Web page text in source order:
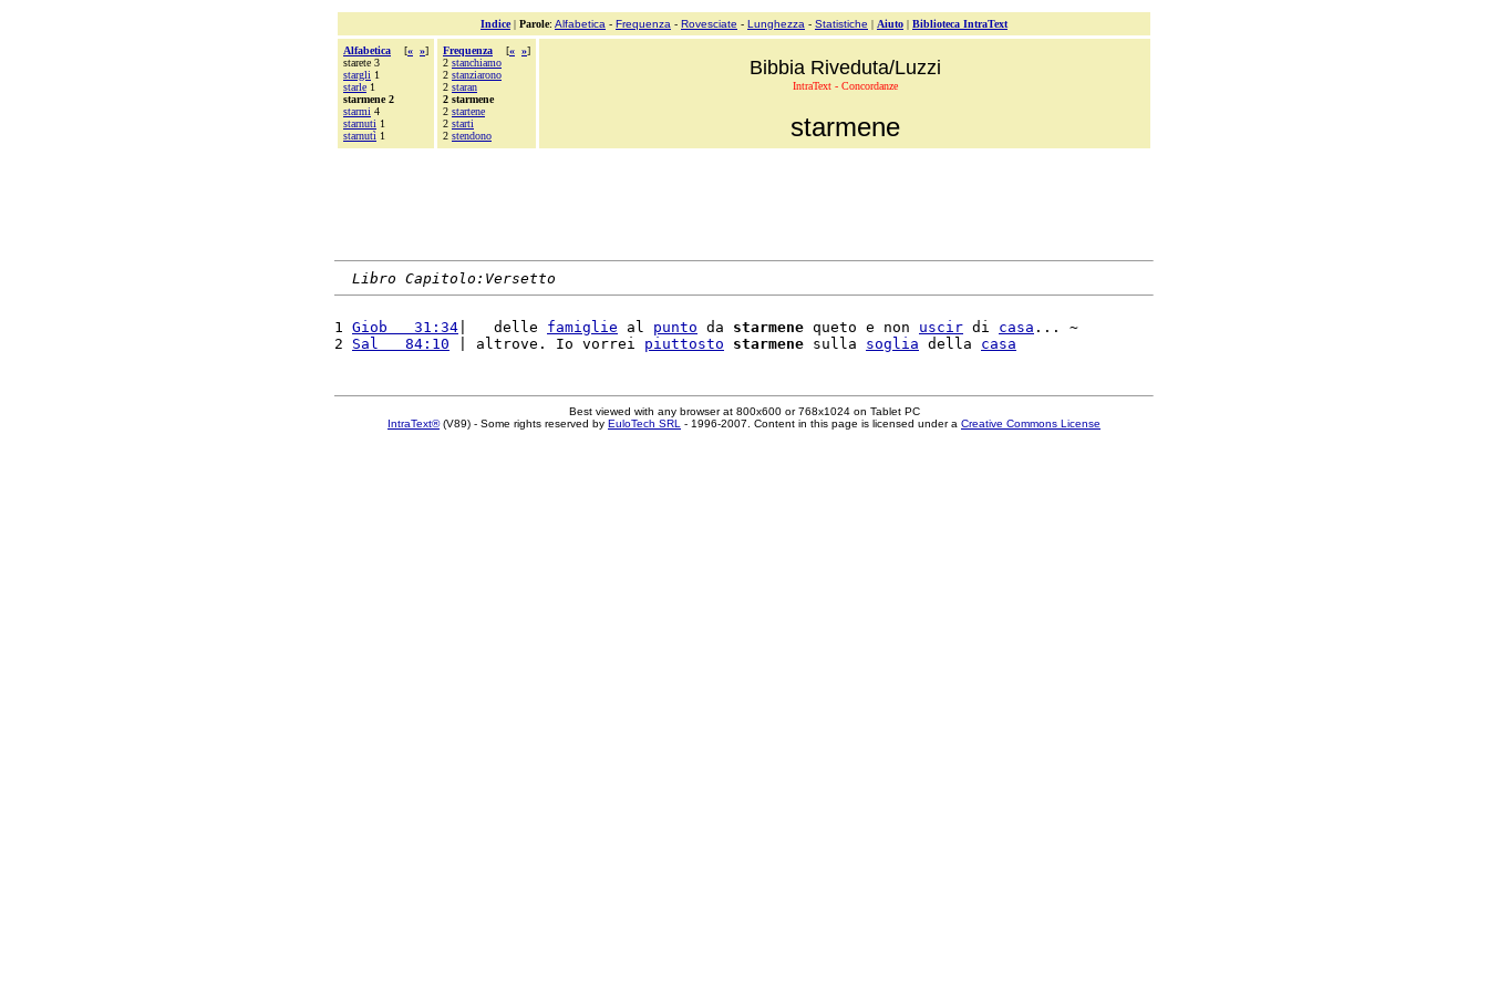
Indice| Parole: Alfabetica - Frequenza - Rovesciate - Lunghezza - Statistiche | Aiuto | Biblioteca IntraText
Alfabetica [« »]
starete 3
stargli 1
starle 1
starmene 2
starmi 4
starnuti 1
starnutì 1
Frequenza [« »]
2 stanchiamo
2 stanziarono
2 staran
2 starmene
2 startene
2 starti
2 stendono
Bibbia Riveduta/Luzzi
IntraText - Concordanze
starmene
Libro Capitolo:Versetto
1 Giob   31:34 |   delle famiglie al punto da starmene queto e non uscir di casa ... ~
2 Sal   84:10 | altrove. Io vorrei piuttosto starmene sulla soglia della casa
Best viewed with any browser at 800x600 or 768x1024 on Tablet PC
IntraText®(V89) - Some rights reserved by EuloTech SRL - 1996-2007. Content in this page is licensed under a Creative Commons License